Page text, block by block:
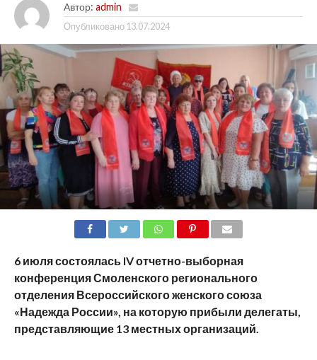
Автор: admin
Опубликовано 13.07.2024
6 июля состоялась IVотчетно-выборная
конференция Смоленского регионального
отделения Всероссийского женского союза
«Надежда России», на которую прибыли делегаты,
представляющие 13 местных организаций.